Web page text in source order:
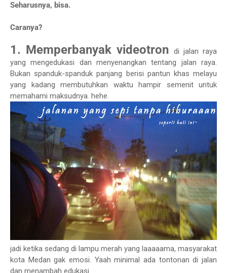
Seharusnya, bisa.
Caranya?
1. Memperbanyak videotron di jalan raya
yang mengedukasi dan menyenangkan tentang jalan raya.
Bukan spanduk-spanduk panjang berisi pantun khas melayu
yang kadang membutuhkan waktu hampir semenit untuk
memahami maksudnya. hehe.
jadi ketika sedang di lampu merah yang laaaaama, masyarakat
kota Medan gak emosi. Yaah minimal ada tontonan di jalan
dan menambah edukasi.